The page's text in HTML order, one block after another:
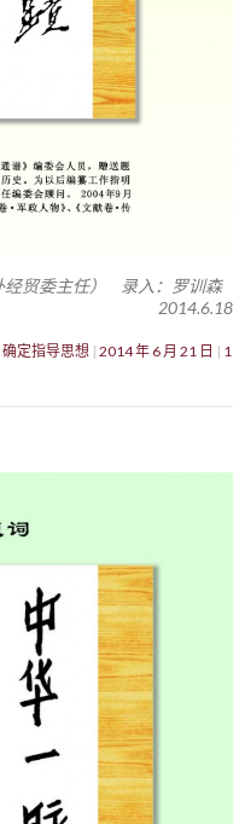
经贸委主任） 录入：罗训森
2014.6.18
定指导思想 2014 年 6 月 21 日
1